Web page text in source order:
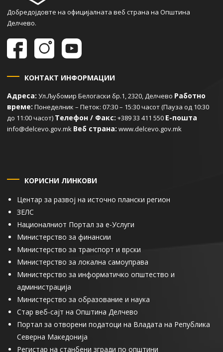
Добредојдовте на официјалната веб страна на Општина
Делчево.
КОНТАКТ ИНФОРМАЦИИ
Адреса: Ул.Љубомир Белогаски бр.1, 2320, Делчево Работно
време: Понеделник – Петок: 07:30 – 15:30 часот (Пауза од 10:30
до 11:00 часот) Телефон / Факс: +389 33 411 550 Е-пошта
info@delcevo.gov.mk Веб страна: www.delcevo.gov.mk
КОРИСНИ ЛИНКОВИ
Центар за развој на источно плански регион
ЗЕЛС
Националниот Портал за е-Услуги
Министерство за финансии
Министерство за транспорт и врски
Министерство за локална самоуправа
Министерство за информатичко општество и
администрација
Министерство за образование и наука
Стар веб-сајт на Општина Делчево
Портал за отворени податоци на Владата на Република
Северна Македонија
Регистар на станбени згради по општини